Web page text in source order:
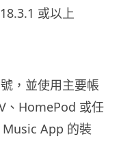
或以上
，並使用主要帳
、HomePod 或任
App 的裝